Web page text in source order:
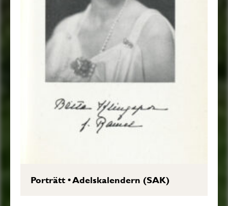
Porträtt•Adelskalendern (SAK)